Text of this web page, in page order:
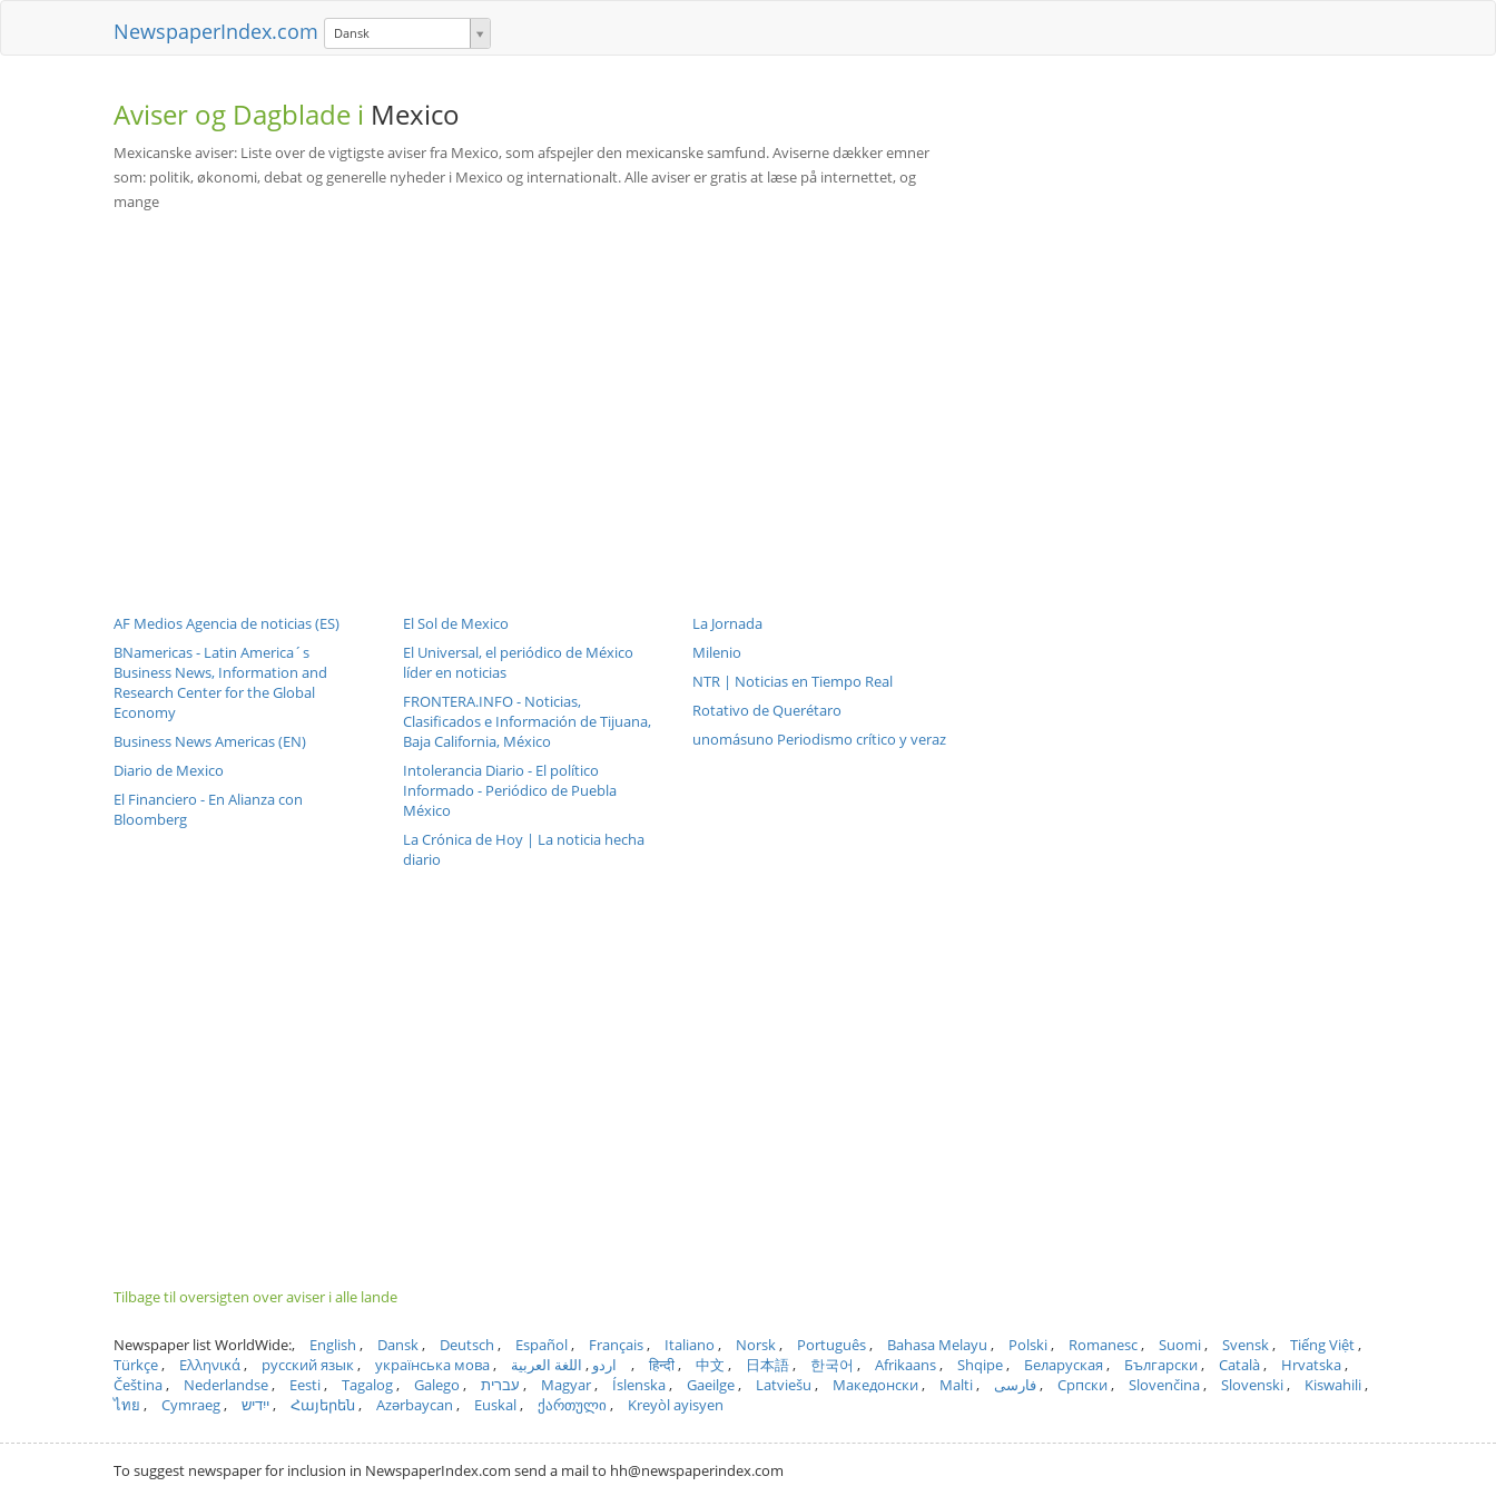
NewspaperIndex.com Dansk
Aviser og Dagblade i Mexico
Mexicanske aviser: Liste over de vigtigste aviser fra Mexico, som afspejler den mexicanske samfund. Aviserne dækker emner
som: politik, økonomi, debat og generelle nyheder i Mexico og internationalt. Alle aviser er gratis at læse på internettet, og
mange
AF Medios Agencia de noticias (ES)
BNamericas - Latin America´s
Business News, Information and
Research Center for the Global
Economy
Business News Americas (EN)
Diario de Mexico
El Financiero - En Alianza con
Bloomberg
El Sol de Mexico
El Universal, el periódico de México
líder en noticias
FRONTERA.INFO - Noticias,
Clasificados e Información de Tijuana,
Baja California, México
Intolerancia Diario - El político
Informado - Periódico de Puebla
México
La Crónica de Hoy | La noticia hecha
diario
La Jornada
Milenio
NTR | Noticias en Tiempo Real
Rotativo de Querétaro
unomásuno Periodismo crítico y veraz
Tilbage til oversigten over aviser i alle lande
Newspaper list WorldWide: English Dansk Deutsch Español Français Italiano Norsk Português Bahasa Melayu Polski Romanesc Suomi Svensk
Tiếng Việt
Türkçe
Ελληνικά русский язык українська мова اردو اللغة العربية हिन्दी 中文 日本語 한국어 Afrikaans Shqipe Беларуская Български Català
Hrvatska
Čeština
Nederlandse Eesti Tagalog Galego עברית Magyar Íslenska Gaeilge Latviešu Македонски Malti فارسی Српски Slovenčina Slovenski
Kiswahili
ไทย
Cymraeg ייִדיש Հայերեն Azərbaycan Euskal ქართული Kreyòl ayisyen
To suggest newspaper for inclusion in NewspaperIndex.com send a mail to hh@newspaperindex.com